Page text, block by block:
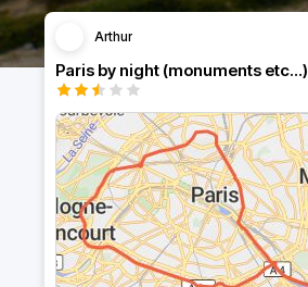
Arthur
Paris by night (monuments etc…)